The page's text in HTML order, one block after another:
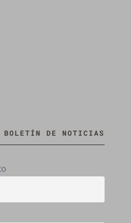
BOLETÍN DE NOTICIAS